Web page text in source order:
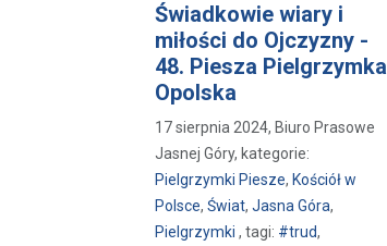
Świadkowie wiary i
miłości do Ojczyzny -
48. Piesza Pielgrzymka
Opolska
17 sierpnia 2024, Biuro Prasowe
Jasnej Góry, kategorie:
Pielgrzymki Piesze, Kościół w
Polsce, Świat, Jasna Góra,
Pielgrzymki , tagi: #trud,